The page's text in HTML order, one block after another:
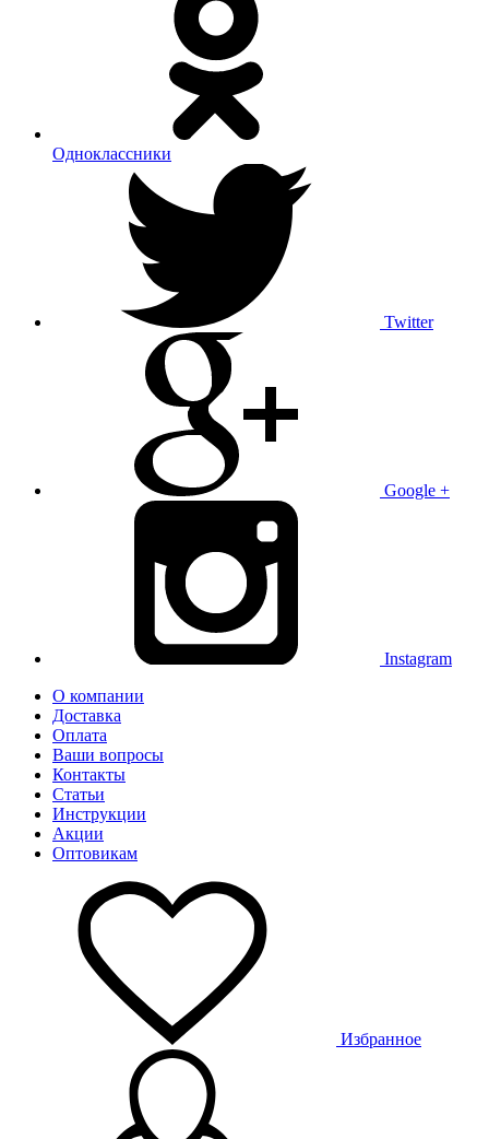
Одноклассники
Twitter
Google +
Instagram
О компании
Доставка
Оплата
Ваши вопросы
Контакты
Статьи
Инструкции
Акции
Оптовикам
Избранное